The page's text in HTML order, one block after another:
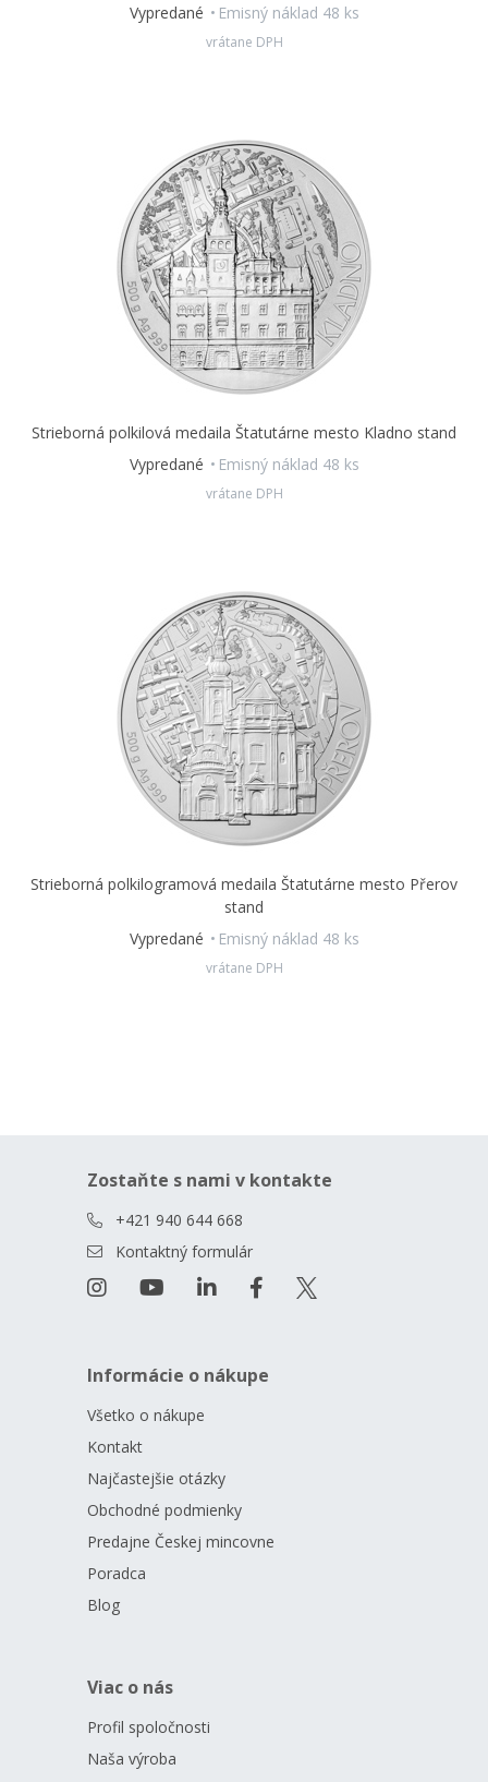
Vypredané Emisný náklad 48 ks
vrátane DPH
Strieborná polkilová medaila Štatutárne mesto Kladno stand
Vypredané
Emisný náklad 48 ks
vrátane DPH
Strieborná polkilogramová medaila Štatutárne mesto Přerov
stand
Vypredané
Emisný náklad 48 ks
vrátane DPH
Zostaňte s nami v kontakte
+421 940 644 668
Kontaktný formulár
Informácie o nákupe
Všetko o nákupe
Kontakt
Najčastejšie otázky
Obchodné podmienky
Predajne Českej mincovne
Poradca
Blog
Viac o nás
Profil spoločnosti
Naša výroba